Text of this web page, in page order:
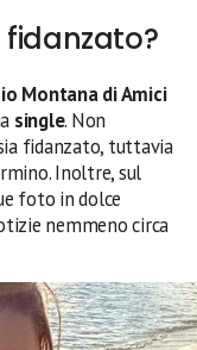
fidanzato?
Montana di Amici
single. Non
fidanzato, tuttavia
Inoltre, sul
foto in dolce
nemmeno circa